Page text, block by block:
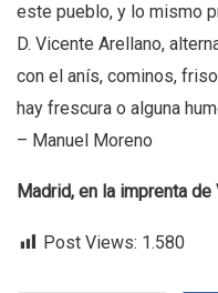
este pueblo, y lo mismo
D. Vicente Arellano,
con el anís, cominos,
hay frescura o alguna
– Manuel Moreno
Madrid, en la imprenta de
Post Views: 1.580